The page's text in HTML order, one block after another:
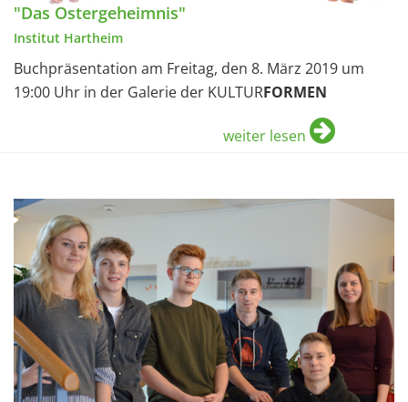
"Das Ostergeheimnis"
Institut Hartheim
Buchpräsentation am Freitag, den 8. März 2019 um
19:00 Uhr in der Galerie der KULTURFORMEN
weiter lesen